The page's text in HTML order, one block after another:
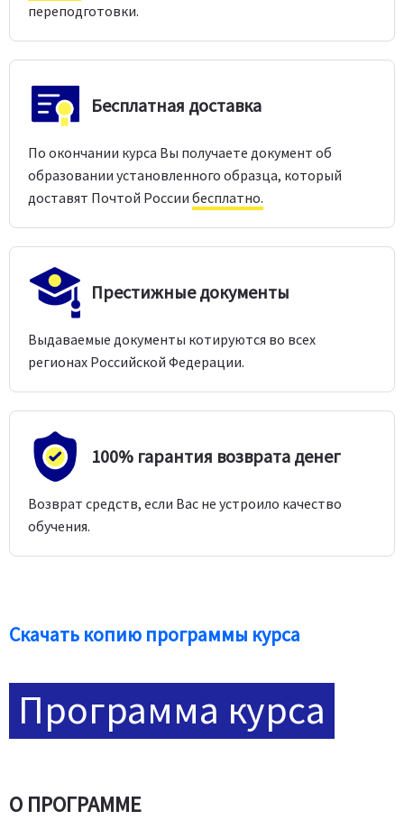
переподготовки.
Бесплатная доставка
По окончании курса Вы получаете документ об
образовании установленного образца, который
доставят Почтой России бесплатно.
Престижные документы
Выдаваемые документы котируются во всех
регионах Российской Федерации.
100% гарантия возврата денег
Возврат средств, если Вас не устроило качество
обучения.
Скачать копию программы курса
Программа курса
О ПРОГРАММЕ